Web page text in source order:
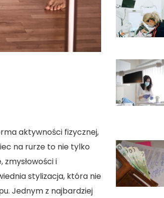
aktywności fizycznej,
na rurze to nie tylko
i
stylizacja, która nie
Jednym z najbardziej